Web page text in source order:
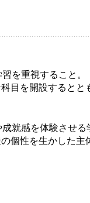
を重視すること。
目を開設すると
就感を体験させる
個性を生かした